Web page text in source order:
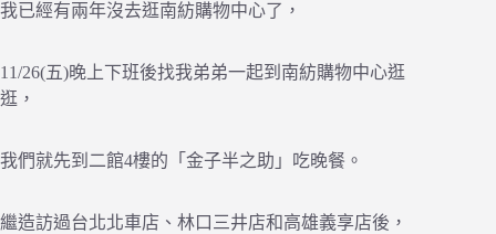
我已經有兩年沒去逛南紡購物中心了，
11/26(五)晚上下班後找我弟弟一起到南紡購物中心逛
逛，
我們就先到二館4樓的「金子半之助」吃晚餐。
繼造訪過台北北車店、林口三井店和高雄義享店後，